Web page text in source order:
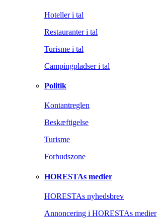
Hoteller i tal
Restauranter i tal
Turisme i tal
Campingpladser i tal
Politik
Kontantreglen
Beskæftigelse
Turisme
Forbudszone
HORESTAs medier
HORESTAs nyhedsbrev
Annoncering i HORESTAs medier